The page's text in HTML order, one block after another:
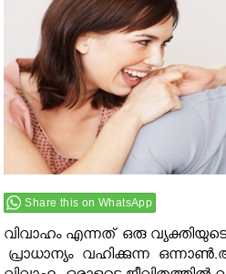
Share this on WhatsApp
വിവാഹം എന്നത് ഒരു
പ്രാധാന്യം വഹിക്കുന്ന